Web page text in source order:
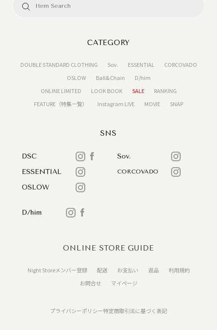
CATEGORY
DOUBLE STANDARD CLOTHING Sov. ESSENTIAL
CORCOVADO
OSLOW
Ball&Chain
D/him
ONLINE LIMITED
LOOK BOOK SALE
RANKING
FEATURE（特集一覧）
Instagram LIVE MOVIE SNAP
SNS
DSC
Sov.
ESSENTIAL
CORCOVADO
OSLOW
D/him
ONLINE STORE GUIDE
Night Storeメンバー登録 配送 お支払い 返品
利用規約
お問合せ
マイページ
プライバシーポリシー特定商取引法に基づく表記